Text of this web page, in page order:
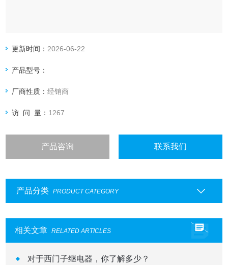
国（欧洲）美国和日本工控产品·仪器仪表及备品备件
我们售出的每一个产品均为100%原装正品，每个订单均可提
产地证明。
更新时间： 2026-06-22
产品型号：
厂商性质：经销商
访 问 量： 1267
产品咨询 联系我们
产品分类 PRODUCT CATEGORY
相关文章 RELATED ARTICLES
对于西门子继电器，你了解多少？